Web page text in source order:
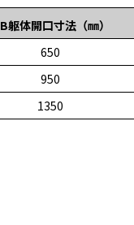
B躯体開口寸法（㎜）
650
950
1350